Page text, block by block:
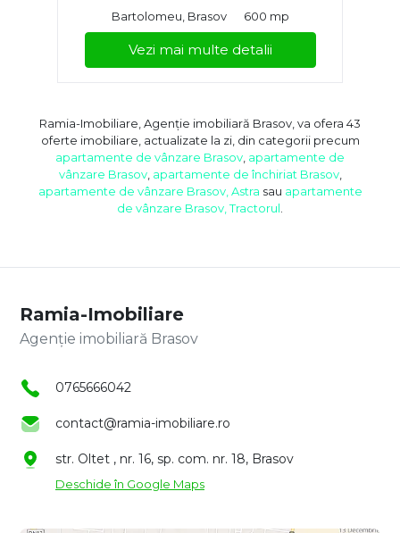
Bartolomeu, Brasov
600 mp
Vezi mai multe detalii
Ramia-Imobiliare, Agenție imobiliară Brasov, va ofera 43
oferte imobiliare, actualizate la zi, din categorii precum
apartamente de vânzare Brasov apartamente de
vânzare Brasov, apartamente de închiriat Brasov,
apartamente de vânzare Brasov, Astra sau apartamente
de vânzare Brasov, Tractorul
Ramia-Imobiliare
Agenție imobiliară Brasov
0765666042
contact@ramia-imobiliare.ro
str. Oltet , nr. 16, sp. com. nr. 18, Brasov
Deschide în Google Maps